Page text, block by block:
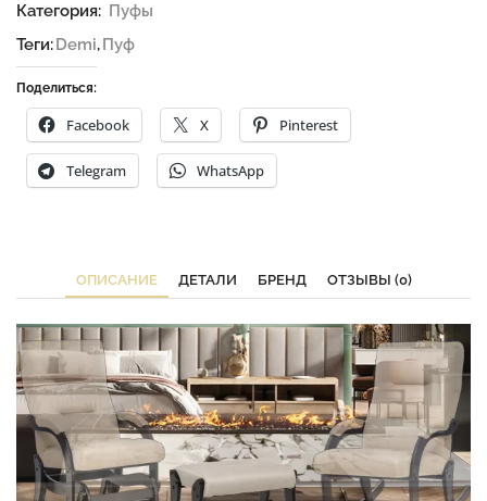
Категория: Пуфы
Теги:Demi,Пуф
Поделиться:
Facebook X Pinterest
Telegram WhatsApp
ОПИСАНИЕ ДЕТАЛИ БРЕНД ОТЗЫВЫ (0)